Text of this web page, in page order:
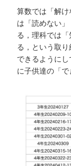
算数では「解
は「読めない
る，理科では
る，という取
できるように
に子供達の「で